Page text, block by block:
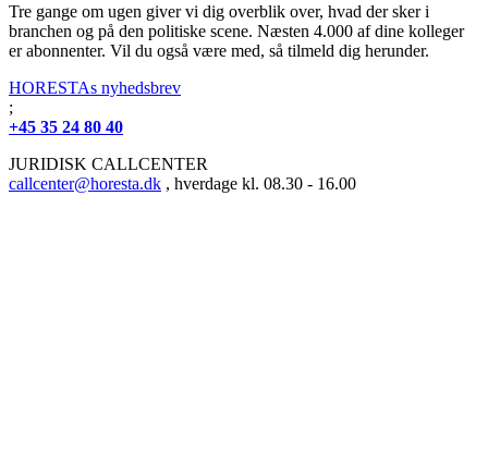
Tre gange om ugen giver vi dig overblik over, hvad der sker i
branchen og på den politiske scene. Næsten 4.000 af dine kolleger
er abonnenter. Vil du også være med, så tilmeld dig herunder.
HORESTAs nyhedsbrev
;
+45 35 24 80 40
JURIDISK CALLCENTER
callcenter@horesta.dk , hverdage kl. 08.30 - 16.00